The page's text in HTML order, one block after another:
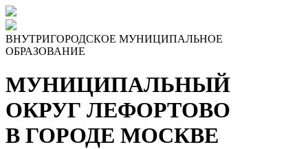
Skip
to
the
content
ВНУТРИГОРОДСКОЕ МУНИЦИПАЛЬНОЕ
ОБРАЗОВАНИЕ
МУНИЦИПАЛЬНЫЙ
ОКРУГ ЛЕФОРТОВО
В ГОРОДЕ МОСКВЕ